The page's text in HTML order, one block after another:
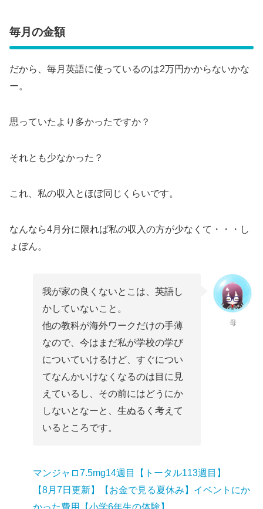
毎月の金額
だから、毎月英語に使っているのは2万円かからないかな
ー。
思っていたより多かったですか？
それとも少なかった？
これ、私の収入とほぼ同じくらいです。
なんなら4月分に限れば私の収入の方が少なくて・・・し
ょぼん。
我が家の良くないとこは、英語し
かしていないこと。
他の教科が海外ワークだけの手薄
なので、今はまだ私が学校の学び
についていけるけど、すぐについ
てなんかいけなくなるのは目に見
えているし、その前にはどうにか
しないとなーと、生ぬるく考えて
いるところです。
母
マンジャロ7.5mg14週目【トータル113週目】
【8月7日更新】【お金で見る夏休み】イベントにか
かった費用【小学6年生の体験】